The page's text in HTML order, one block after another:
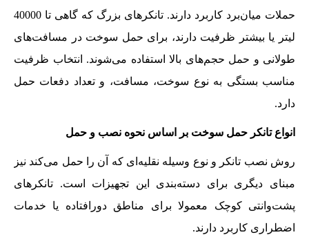
حملات میان‌برد کاربرد دارند. تانکرهای بزرگ که گاهی تا 40000
لیتر یا بیشتر ظرفیت دارند، برای حمل سوخت در مسافت‌های
طولانی و حمل حجم‌های بالا استفاده می‌شوند. انتخاب ظرفیت
مناسب بستگی به نوع سوخت، مسافت، و تعداد دفعات حمل
دارد.
انواع تانکر حمل سوخت بر اساس نحوه نصب و حمل
روش نصب تانکر و نوع وسیله نقلیه‌ای که آن را حمل می‌کند نیز
مبنای دیگری برای دسته‌بندی این تجهیزات است. تانکرهای
پشت‌وانتی کوچک معمولا برای مناطق دورافتاده یا خدمات
اضطراری کاربرد دارند.